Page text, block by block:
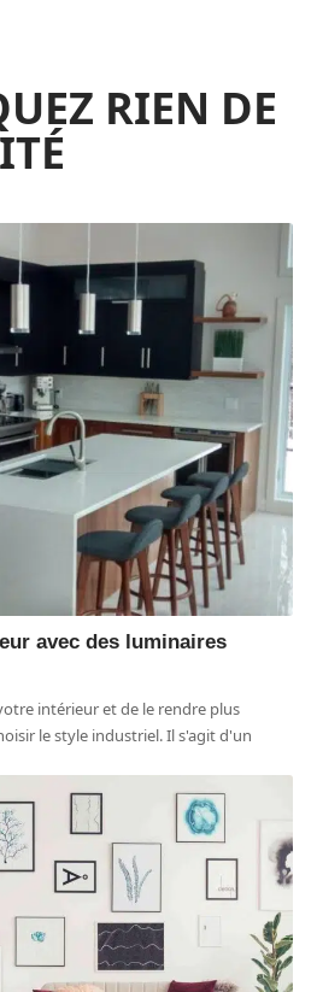
RIEN DE
avec des luminaires
intérieur et de le rendre plus
le style industriel. Il s'agit d'un